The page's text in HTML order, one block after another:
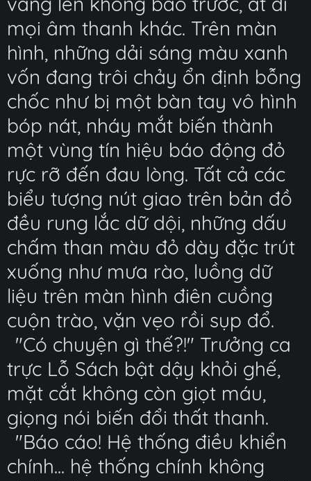
mọi âm thanh khác. Trên màn
hình, những dải sáng màu xanh
vốn đang trôi chảy ổn định bỗng
chốc như bị một bàn tay vô hình
bóp nát, nháy mắt biến thành
một vùng tín hiệu báo động đỏ
rực rỡ đến đau lòng. Tất cả các
biểu tượng nút giao trên bản đồ
đều rung lắc dữ dội, những dấu
chấm than màu đỏ dày đặc trút
xuống như mưa rào, luồng dữ
liệu trên màn hình điên cuồng
cuộn trào, vặn vẹo rồi sụp đổ.
"Có chuyện gì thế?!" Trưởng ca
trực Lỗ Sách bật dậy khỏi ghế,
mặt cắt không còn giọt máu,
giọng nói biến đổi thất thanh.
"Báo cáo! Hệ thống điều khiển
chính... hệ thống chính không